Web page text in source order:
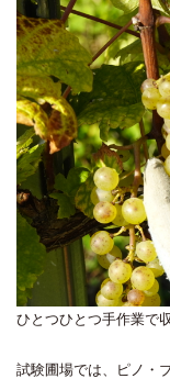
ひとつひとつ手作業で
試験圃場では、ピノ・